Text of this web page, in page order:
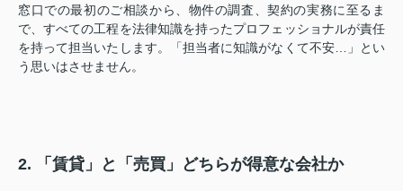
窓口での最初のご相談から、物件の調査、契約の実務に至るま
で、すべての工程を法律知識を持ったプロフェッショナルが責任
を持って担当いたします。「担当者に知識がなくて不安…」とい
う思いはさせません。
2. 「賃貸」と「売買」どちらが得意な会社か